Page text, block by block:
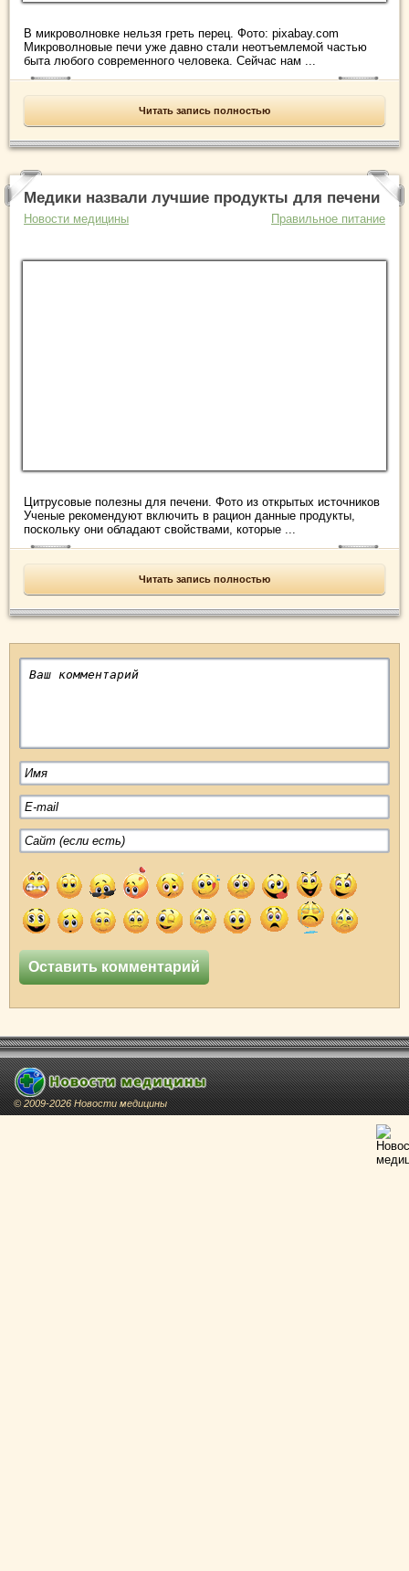
В микроволновке нельзя греть перец. Фото: pixabay.com
Микроволновые печи уже давно стали неотъемлемой частью
быта любого современного человека. Сейчас нам ...
Читать запись полностью
Медики назвали лучшие продукты для печени
Новости медицины Правильное питание
Цитрусовые полезны для печени. Фото из открытых источников
Ученые рекомендуют включить в рацион данные продукты,
поскольку они обладают свойствами, которые ...
Читать запись полностью
© 2009-2026 Новости медицины